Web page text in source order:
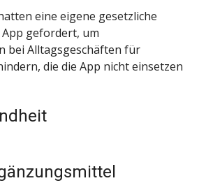
eine eigene gesetzliche
gefordert, um
bei Alltagsgeschäften für
die die App nicht einsetzen